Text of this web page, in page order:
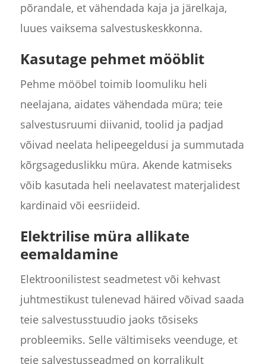
põrandale, et vähendada kaja ja järelkaja,
luues vaiksema salvestuskeskkonna.
Kasutage pehmet mööblit
Pehme mööbel toimib loomuliku heli
neelajana, aidates vähendada müra; teie
salvestusruumi diivanid, toolid ja padjad
võivad neelata helipeegeldusi ja summutada
kõrgsageduslikku müra. Akende katmiseks
võib kasutada heli neelavatest materjalidest
kardinaid või eesriideid.
Elektrilise müra allikate
eemaldamine
Elektroonilistest seadmetest või kehvast
juhtmestikust tulenevad häired võivad saada
teie salvestusstuudio jaoks tõsiseks
probleemiks. Selle vältimiseks veenduge, et
teie salvestusseadmed on korralikult